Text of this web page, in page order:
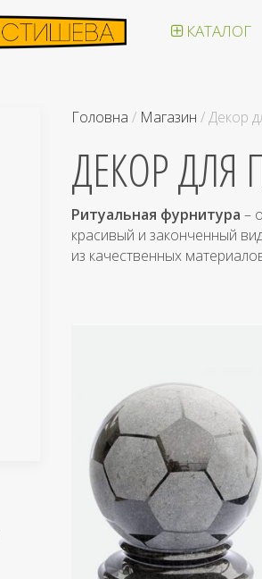
КАТАЛОГ
Головна / Магазин / Декор
ДЕКОР ДЛЯ
Ритуальная фурнитура –
красивый и законченный
из качественных